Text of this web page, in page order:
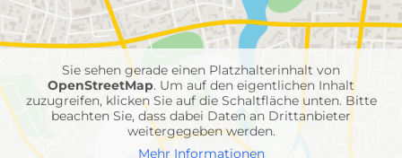
Feuerwehr-
Einheiten
Sie sehen gerade einen Platzhalterinhalt von
OpenStreetMap. Um auf den eigentlichen Inhalt
zuzugreifen, klicken Sie auf die Schaltfläche unten. Bitte
beachten Sie, dass dabei Daten an Drittanbieter
weitergegeben werden.
Mehr Informationen